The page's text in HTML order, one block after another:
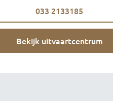
033 2133185
Bekijk uitvaartcentrum